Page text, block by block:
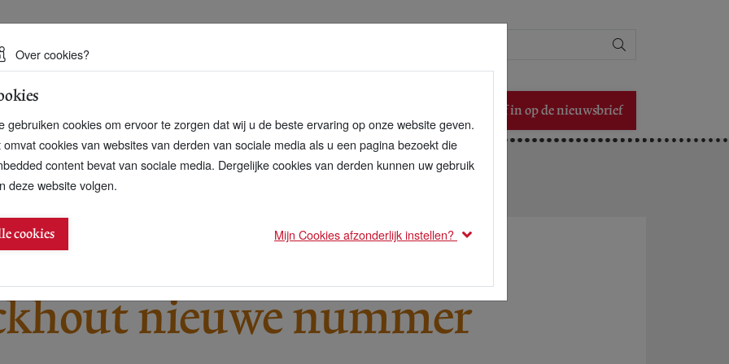
duurzame toekomst
Schrijf in op de nieuwsbrief
1 Duurzame 100
nieuwe nummer
Over cookies?
gebruiken cookies om ervoor te zorgen dat wij u de beste ervaring op onze website geven.
omvat cookies van websites van derden van sociale media als u een pagina bezoekt die
content bevat van sociale media. Dergelijke cookies van derden kunnen uw gebruik
deze website volgen.
cookies Mijn Cookies afzonderlijk instellen?